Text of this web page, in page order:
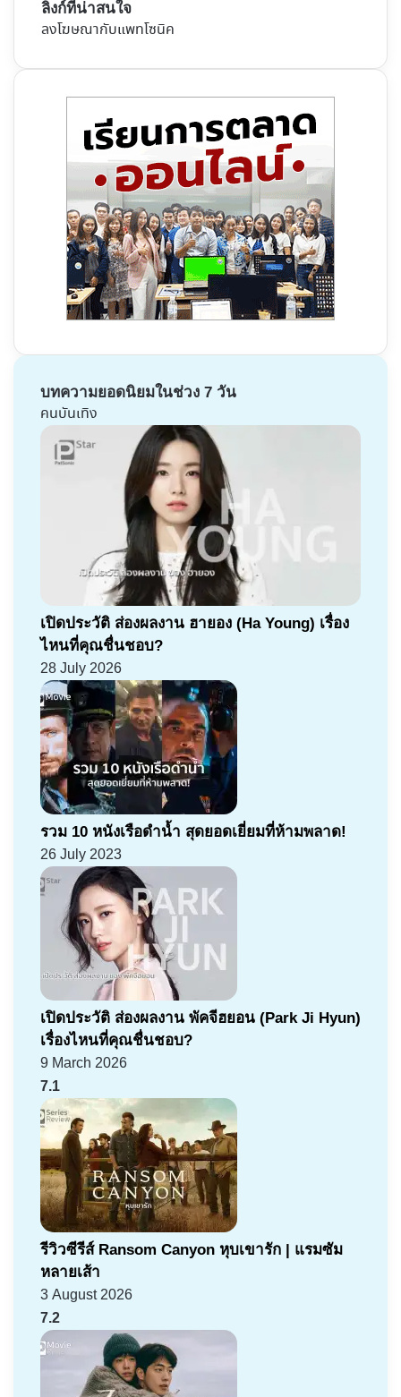
ลิงก์ที่น่าสนใจ
ลงโฆษณากับแพทโซนิค
บทความยอดนิยมในช่วง 7 วัน
คนบันเทิง
เปิดประวัติ ส่องผลงาน ฮายอง (Ha Young) เรื่อง
ไหนที่คุณชื่นชอบ?
28 July 2026
รวม 10 หนังเรือดำน้ำ สุดยอดเยี่ยมที่ห้ามพลาด!
26 July 2023
เปิดประวัติ ส่องผลงาน พัคจีฮยอน (Park Ji Hyun)
เรื่องไหนที่คุณชื่นชอบ?
9 March 2026
7.1
รีวิวซีรีส์ Ransom Canyon หุบเขารัก | แรมซัม
หลายเส้า
3 August 2026
7.2